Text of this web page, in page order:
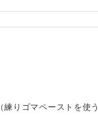
りゴマペーストを使う